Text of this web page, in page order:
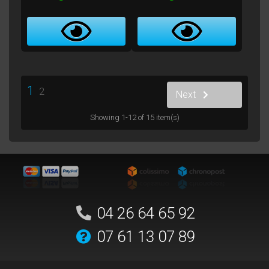
Showing 1-12 of 15 item(s)
1 2 Next
04 26 64 65 92
07 61 13 07 89